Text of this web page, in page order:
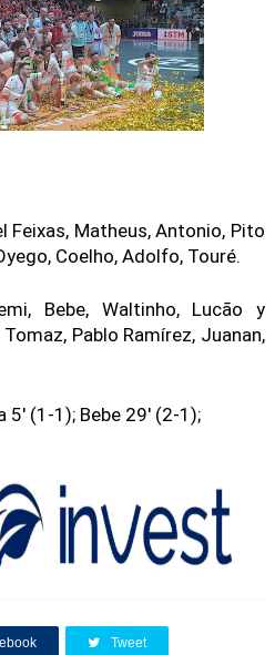
Feixas, Matheus, Antonio, Pito
Coelho, Adolfo, Touré.
Bebe, Waltinho, Lucão y
Pablo Ramírez, Juanan,
5' (1-1); Bebe 29' (2-1);
Tweet